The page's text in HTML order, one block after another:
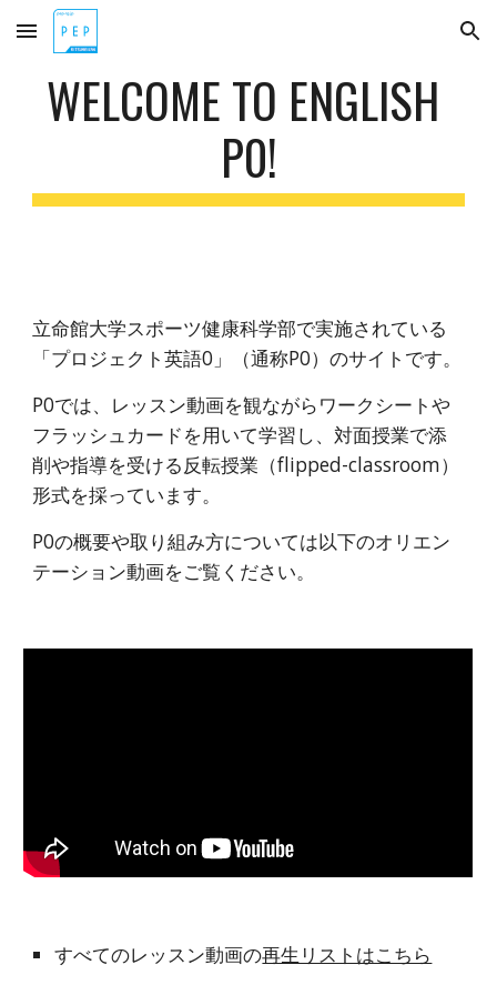
Skip to main content Skip to navigation
WELCOME TO ENGLISH
P0!
立命館大学スポーツ健康科学部で実施されている
「プロジェクト英語0」（通称P0）のサイトです。
P0では、レッスン動画を観ながらワークシートや
フラッシュカードを用いて学習し、対面授業で添
削や指導を受ける反転授業（flipped-classroom）
形式を採っています。
P0の概要や取り組み方については以下のオリエン
テーション動画をご覧ください。
すべてのレッスン動画の再生リストはこちら